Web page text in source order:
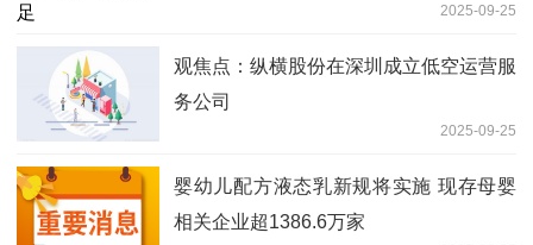
2025-09-25
观焦点：纵横股份在深圳成立低空运营服
务公司
2025-09-25
婴幼儿配方液态乳新规将实施 现存母婴
相关企业超1386.6万家